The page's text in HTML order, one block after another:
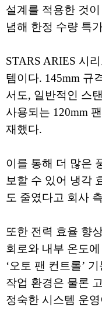
설계를 적용한 것
념해 한정 수량 특
STARS ARIES 시
템이다. 145mm 규
서도, 일반적인 스
사용되는 120mm
재했다.
이를 통해 더 많은
보할 수 있어 냉각
도 줄였다고 회사
또한 전력 효율 향
회로와 내부 온도
‘오토 팬 컨트롤’
작업 환경은 물론
정숙한 시스템 운